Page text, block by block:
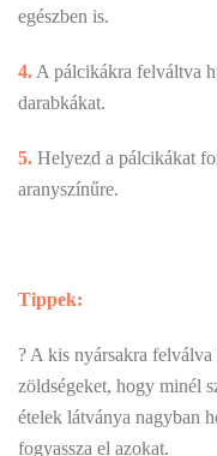
egészben is.
4. A pálcikákra felváltva
darabkákat.
5. Helyezd a pálcikákat
aranyszínűre.
Tippek:
? A kis nyársakra felválva
zöldségeket, hogy minél
ételek látványa nagyban
fogyassza el azokat.